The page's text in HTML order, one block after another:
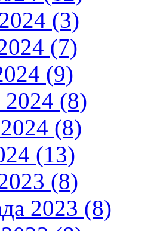
(3)
(7)
(9)
2024 (8)
(8)
(13)
(8)
2023 (8)